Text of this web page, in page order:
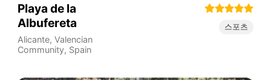
Playa de la
Albufereta
Alicante, Valencian
Community, Spain
스포츠